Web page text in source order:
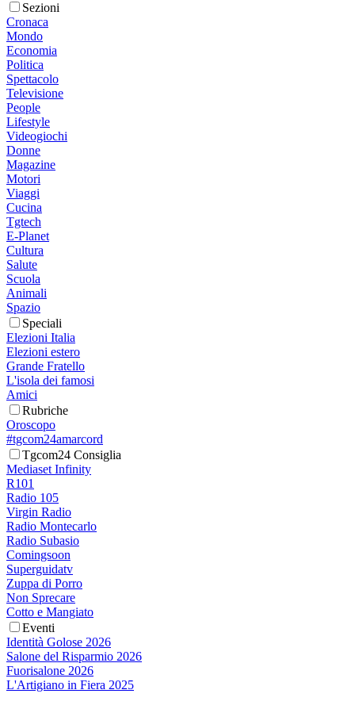
Sezioni
Cronaca
Mondo
Economia
Politica
Spettacolo
Televisione
People
Lifestyle
Videogiochi
Donne
Magazine
Motori
Viaggi
Cucina
Tgtech
E-Planet
Cultura
Salute
Scuola
Animali
Spazio
Speciali
Elezioni Italia
Elezioni estero
Grande Fratello
L'isola dei famosi
Amici
Rubriche
Oroscopo
#tgcom24amarcord
Tgcom24 Consiglia
Mediaset Infinity
R101
Radio 105
Virgin Radio
Radio Montecarlo
Radio Subasio
Comingsoon
Superguidatv
Zuppa di Porro
Non Sprecare
Cotto e Mangiato
Eventi
Identità Golose 2026
Salone del Risparmio 2026
Fuorisalone 2026
L'Artigiano in Fiera 2025